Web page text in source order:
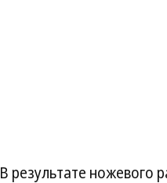
В результате ножевого